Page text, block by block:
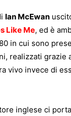
Ian McEwan
Like Me, ed è
in cui sono
realizzati grazie
vivo invece di
inglese ci